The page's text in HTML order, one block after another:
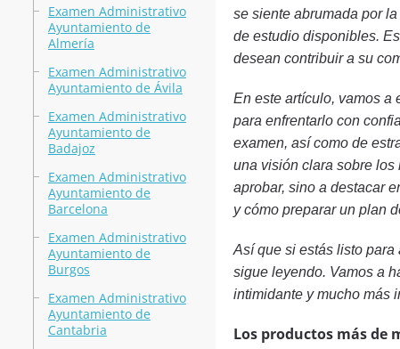
Examen Administrativo
Ayuntamiento de
Almería
Examen Administrativo
Ayuntamiento de Ávila
Examen Administrativo
Ayuntamiento de
Badajoz
Examen Administrativo
Ayuntamiento de
Barcelona
Examen Administrativo
Ayuntamiento de
Burgos
Examen Administrativo
Ayuntamiento de
Cantabria
se siente abrumada por
de estudio disponibles.
desean contribuir a su
En este artículo, vamos a
para enfrentarlo con
examen, así como de
una visión clara sobre
aprobar, sino a destacar
y cómo preparar un plan
Así que si estás listo para
sigue leyendo. Vamos a
intimidante y mucho más
Los productos más de